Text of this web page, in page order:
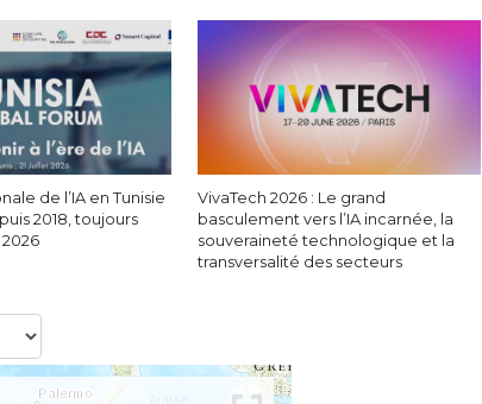
de l’IA en Tunisie
2018, toujours
VivaTech 2026 : Le grand
basculement vers l’IA incarnée, la
souveraineté technologique et la
transversalité des secteurs